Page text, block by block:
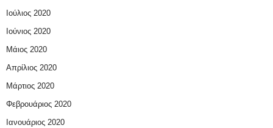
Ιούλιος 2020
Ιούνιος 2020
Μάιος 2020
Απρίλιος 2020
Μάρτιος 2020
Φεβρουάριος 2020
Ιανουάριος 2020